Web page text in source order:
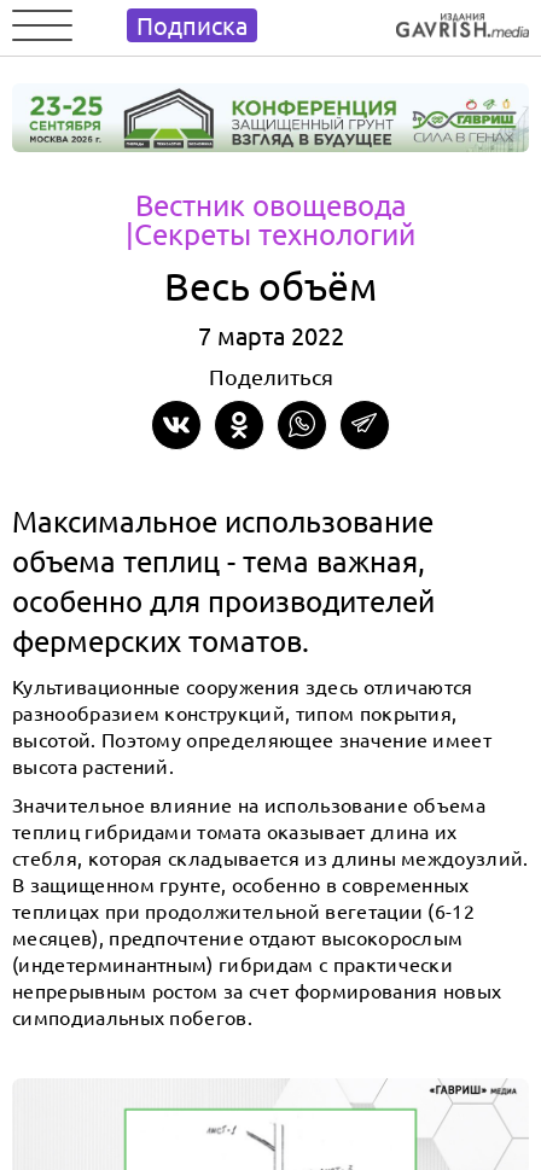
Подписка
Вестник овощевода
|Секреты технологий
Весь объём
7 марта 2022
Поделиться
Максимальное использование
объема теплиц - тема важная,
особенно для производителей
фермерских томатов.
Культивационные сооружения здесь отличаются
разнообразием конструкций, типом покрытия,
высотой. Поэтому определяющее значение имеет
высота растений.
Значительное влияние на использование объема
теплиц гибридами томата оказывает длина их
стебля, которая складывается из длины междоузлий.
В защищенном грунте, особенно в современных
теплицах при продолжительной вегетации (6-12
месяцев), предпочтение отдают высокорослым
(индетерминантным) гибридам с практически
непрерывным ростом за счет формирования новых
симподиальных побегов.